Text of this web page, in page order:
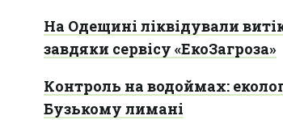
На Одещині ліквідували
завдяки сервісу «ЕкоЗагроза»
Контроль на водоймах:
Бузькому лимані